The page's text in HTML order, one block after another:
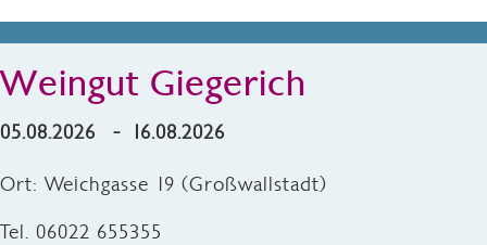
Weingut Giegerich
05.08.2026 - 16.08.2026
Ort: Weichgasse 19 (Großwallstadt)
Tel. 06022 655355